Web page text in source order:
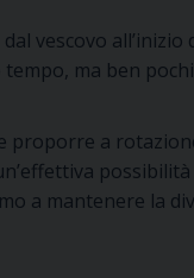
vescovo all’inizio
ma ben
proporre a
a mantenere la